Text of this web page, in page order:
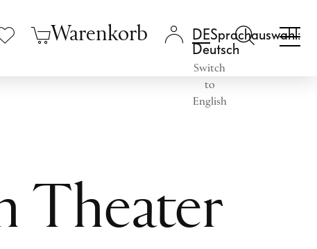
Warenkorb
Sprachauswahl:
Deutsch
Switch
to
English
Theater